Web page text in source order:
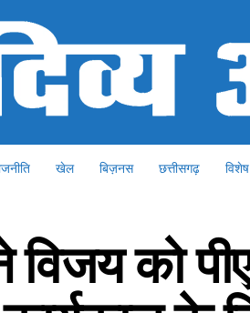
खेल बिज़नस छत्तीसगढ़
को